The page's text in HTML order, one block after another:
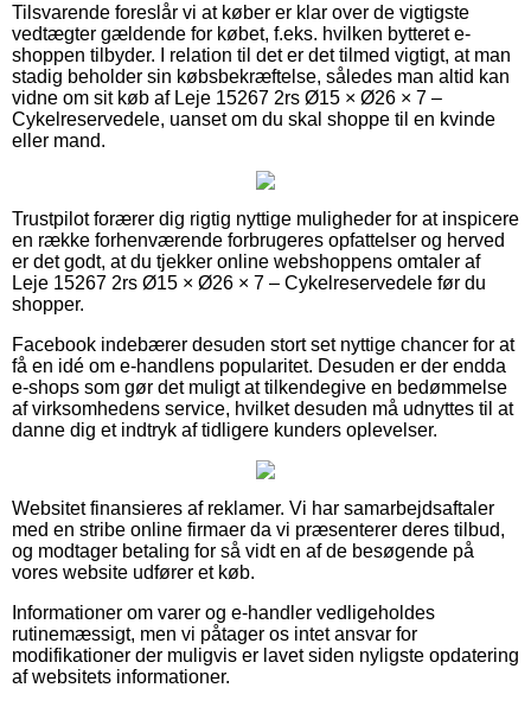
Tilsvarende foreslår vi at køber er klar over de vigtigste
vedtægter gældende for købet, f.eks. hvilken bytteret e-
shoppen tilbyder. I relation til det er det tilmed vigtigt, at man
stadig beholder sin købsbekræftelse, således man altid kan
vidne om sit køb af Leje 15267 2rs Ø15 × Ø26 × 7 –
Cykelreservedele, uanset om du skal shoppe til en kvinde
eller mand.
Trustpilot forærer dig rigtig nyttige muligheder for at inspicere
en række forhenværende forbrugeres opfattelser og herved
er det godt, at du tjekker online webshoppens omtaler af
Leje 15267 2rs Ø15 × Ø26 × 7 – Cykelreservedele før du
shopper.
Facebook indebærer desuden stort set nyttige chancer for at
få en idé om e-handlens popularitet. Desuden er der endda
e-shops som gør det muligt at tilkendegive en bedømmelse
af virksomhedens service, hvilket desuden må udnyttes til at
danne dig et indtryk af tidligere kunders oplevelser.
Websitet finansieres af reklamer. Vi har samarbejdsaftaler
med en stribe online firmaer da vi præsenterer deres tilbud,
og modtager betaling for så vidt en af de besøgende på
vores website udfører et køb.
Informationer om varer og e-handler vedligeholdes
rutinemæssigt, men vi påtager os intet ansvar for
modifikationer der muligvis er lavet siden nyligste opdatering
af websitets informationer.